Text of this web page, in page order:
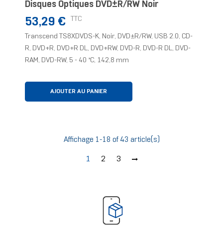
Disques Optiques DVD±R/RW Noir
Prix
53,29 € TTC
Transcend TS8XDVDS-K, Noir, DVD±R/RW, USB 2.0, CD-
R, DVD+R, DVD+R DL, DVD+RW, DVD-R, DVD-R DL, DVD-
RAM, DVD-RW, 5 - 40 °C, 142,8 mm
AJOUTER AU PANIER
Affichage 1-18 of 43 article(s)
1 2 3